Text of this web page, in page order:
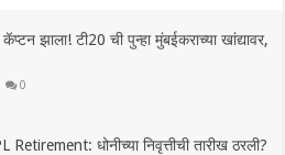
झाला! टी20 ची पुन्हा मुंबईकराच्या खांद्यावर,
0
धोनीच्या निवृत्तीची तारीख ठरली?